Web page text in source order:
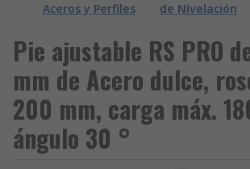
Aceros y Perfiles
de Nivelación
Pie ajustable RS PRO
mm de Acero dulce,
200 mm, carga máx.
ángulo 30 °